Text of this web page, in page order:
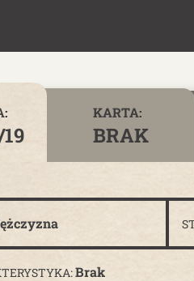
KARTA:
BRAK
Brak